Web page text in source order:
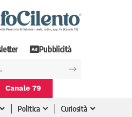
Pubblicità
Canale 79
Politica
Curiosità